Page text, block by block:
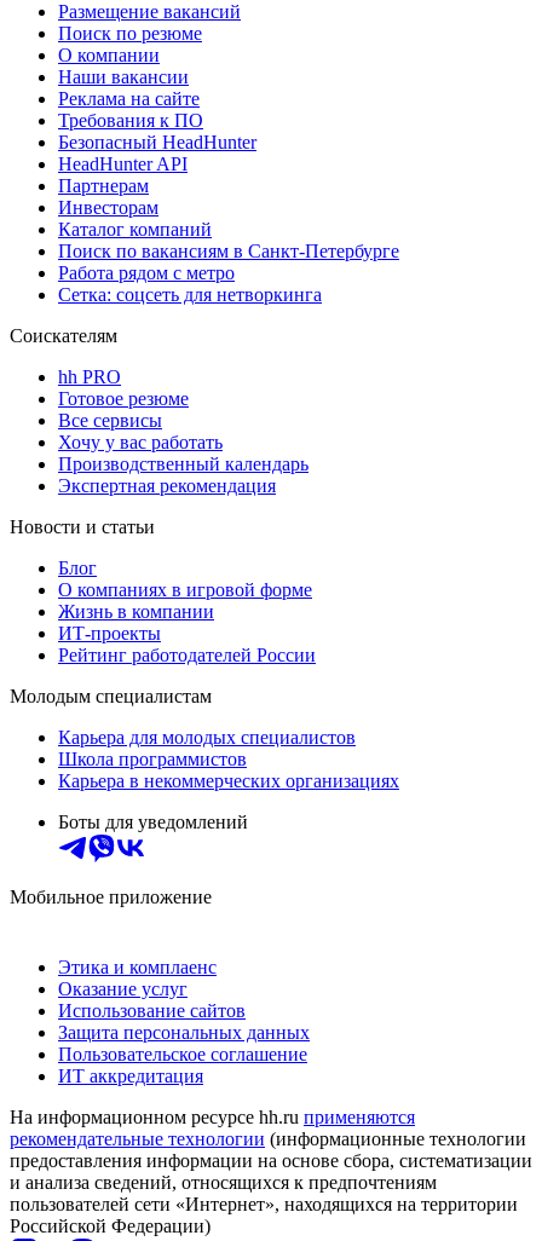
Размещение вакансий
Поиск по резюме
О компании
Наши вакансии
Реклама на сайте
Требования к ПО
Безопасный HeadHunter
HeadHunter API
Партнерам
Инвесторам
Каталог компаний
Поиск по вакансиям в Санкт-Петербурге
Работа рядом с метро
Сетка: соцсеть для нетворкинга
Соискателям
hh PRO
Готовое резюме
Все сервисы
Хочу у вас работать
Производственный календарь
Экспертная рекомендация
Новости и статьи
Блог
О компаниях в игровой форме
Жизнь в компании
ИТ-проекты
Рейтинг работодателей России
Молодым специалистам
Карьера для молодых специалистов
Школа программистов
Карьера в некоммерческих организациях
Боты для уведомлений
Мобильное приложение
Этика и комплаенс
Оказание услуг
Использование сайтов
Защита персональных данных
Пользовательское соглашение
ИТ аккредитация
На информационном ресурсе hh.ru применяются
рекомендательные технологии (информационные технологии
предоставления информации на основе сбора, систематизации
и анализа сведений, относящихся к предпочтениям
пользователей сети «Интернет», находящихся на территории
Российской Федерации)